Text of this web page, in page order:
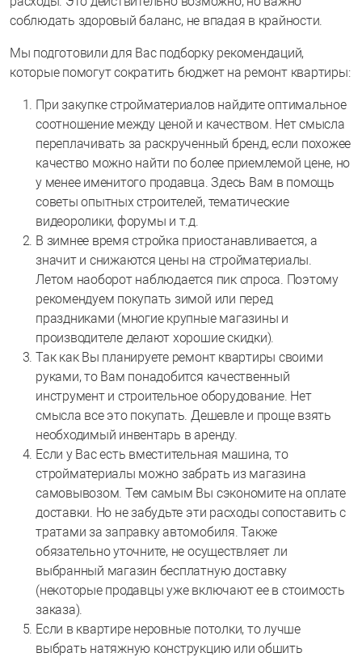
соблюдать здоровый баланс, не впадая в крайности.
Мы подготовили для Вас подборку рекомендаций,
которые помогут сократить бюджет на ремонт квартиры:
При закупке стройматериалов найдите оптимальное
соотношение между ценой и качеством. Нет смысла
переплачивать за раскрученный бренд, если похожее
качество можно найти по более приемлемой цене, но
у менее именитого продавца. Здесь Вам в помощь
советы опытных строителей, тематические
видеоролики, форумы и т.д.
В зимнее время стройка приостанавливается, а
значит и снижаются цены на стройматериалы.
Летом наоборот наблюдается пик спроса. Поэтому
рекомендуем покупать зимой или перед
праздниками (многие крупные магазины и
производителе делают хорошие скидки).
Так как Вы планируете ремонт квартиры своими
руками, то Вам понадобится качественный
инструмент и строительное оборудование. Нет
смысла все это покупать. Дешевле и проще взять
необходимый инвентарь в аренду.
Если у Вас есть вместительная машина, то
стройматериалы можно забрать из магазина
самовывозом. Тем самым Вы сэкономите на оплате
доставки. Но не забудьте эти расходы сопоставить с
тратами за заправку автомобиля. Также
обязательно уточните, не осуществляет ли
выбранный магазин бесплатную доставку
(некоторые продавцы уже включают ее в стоимость
заказа).
Если в квартире неровные потолки, то лучше
выбрать натяжную конструкцию или обшить